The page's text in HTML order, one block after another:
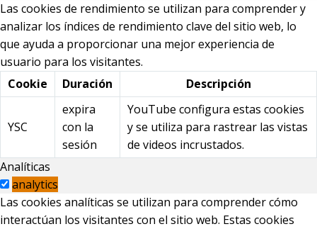
Las cookies de rendimiento se utilizan para comprender y
analizar los índices de rendimiento clave del sitio web, lo
que ayuda a proporcionar una mejor experiencia de
usuario para los visitantes.
Cookie
Duración Descripción
YSC
expira
con la
sesión
YouTube configura estas cookies
y se utiliza para rastrear las vistas
de videos incrustados.
Analíticas
analytics
Las cookies analíticas se utilizan para comprender cómo
interactúan los visitantes con el sitio web. Estas cookies